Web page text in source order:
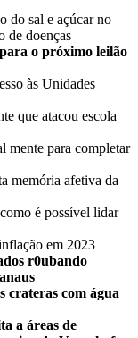
do sal e açúcar no
de doenças
o próximo leilão
às Unidades
que atacou escola
mente para completar
memória afetiva da
é possível lidar
em 2023
r0ubando
crateras com água
a áreas de